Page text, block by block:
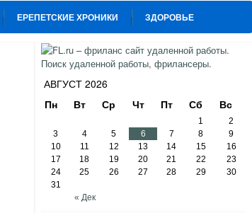
ЕРЕПЕТСКИЕ ХРОНИКИ ЗДОРОВЬЕ
ОТНОШЕНИЯ СПОРТ ТВИТТЕР
АВГУСТ 2026
Пн
Вт Ср Чт Пт Сб Вс
« Дек
1
2
3
4 5 6 7 8
9
10
11 12 13 14 15
16
17
18 19 20 21 22
23
24
25 26 27 28 29
30
31